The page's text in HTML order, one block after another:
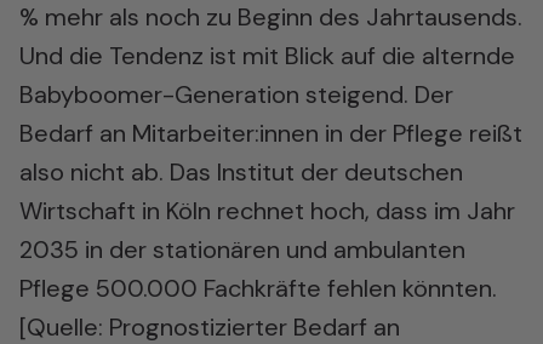
% mehr als noch zu Beginn des Jahrtausends.
Und die Tendenz ist mit Blick auf die alternde
Babyboomer-Generation steigend. Der
Bedarf an Mitarbeiter:innen in der Pflege reißt
also nicht ab. Das Institut der deutschen
Wirtschaft in Köln rechnet hoch, dass im Jahr
2035 in der stationären und ambulanten
Pflege 500.000 Fachkräfte fehlen könnten.
[Quelle: Prognostizierter Bedarf an